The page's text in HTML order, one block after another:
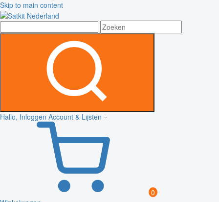
Skip to main content
Hallo, Inloggen Account & Lijsten
0